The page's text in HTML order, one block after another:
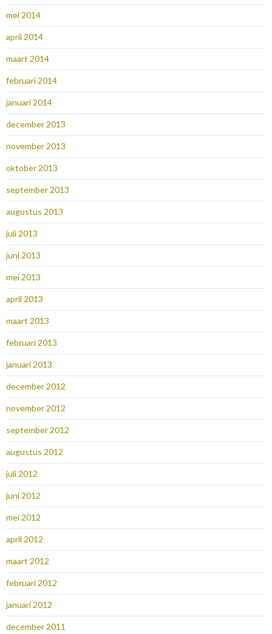
mei 2014
april 2014
maart 2014
februari 2014
januari 2014
december 2013
november 2013
oktober 2013
september 2013
augustus 2013
juli 2013
juni 2013
mei 2013
april 2013
maart 2013
februari 2013
januari 2013
december 2012
november 2012
september 2012
augustus 2012
juli 2012
juni 2012
mei 2012
april 2012
maart 2012
februari 2012
januari 2012
december 2011